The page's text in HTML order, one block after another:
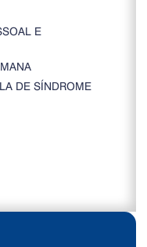
E
DE SÍNDROME